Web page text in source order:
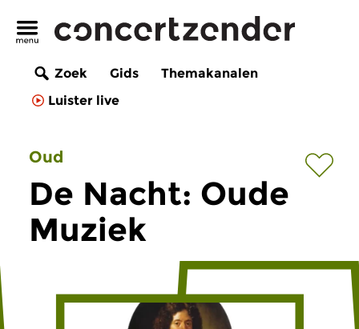
Zoek Gids
Themakanalen
Luister live
Oud
De Nacht: Oude
Muziek